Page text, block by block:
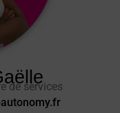
de services